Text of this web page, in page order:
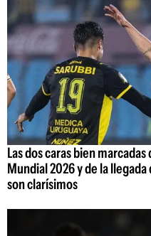
Las dos caras bien
Mundial 2026 y de la
son clarísimos